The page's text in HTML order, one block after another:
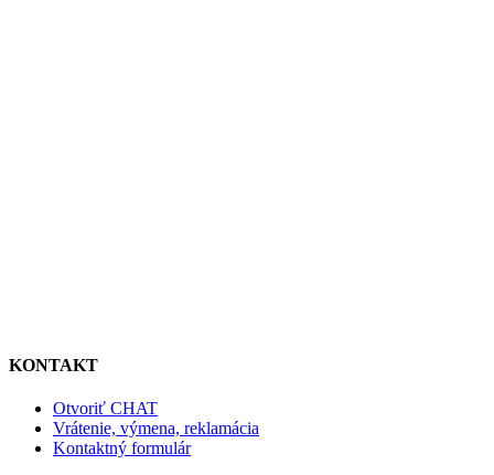
KONTAKT
Otvoriť CHAT
Vrátenie, výmena, reklamácia
Kontaktný formulár